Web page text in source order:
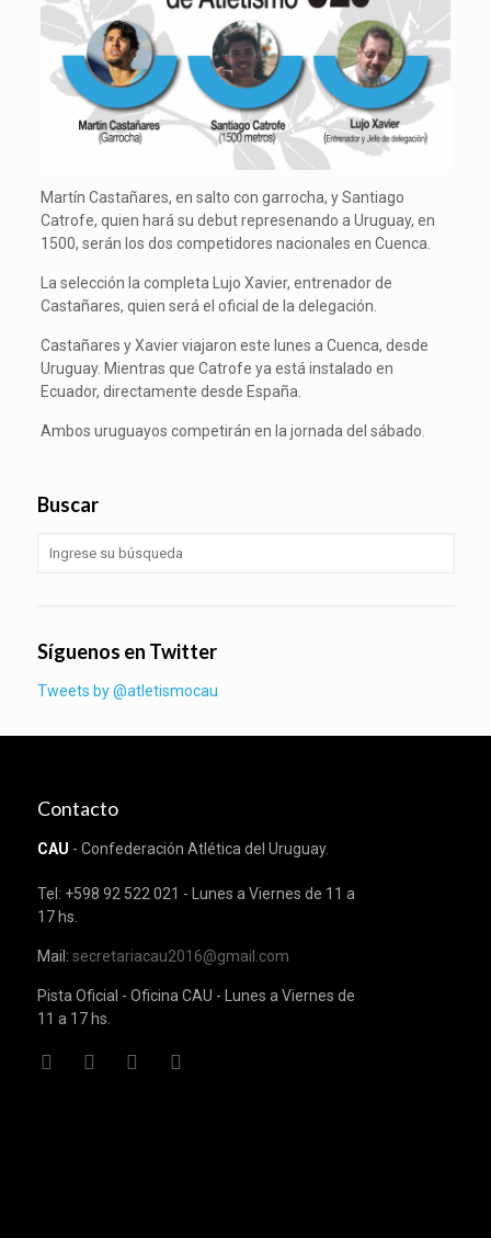
Martín Castañares, en salto con garrocha, y Santiago
Catrofe, quien hará su debut represenando a Uruguay, en
1500, serán los dos competidores nacionales en Cuenca.
La selección la completa Lujo Xavier, entrenador de
Castañares, quien será el oficial de la delegación.
Castañares y Xavier viajaron este lunes a Cuenca, desde
Uruguay. Mientras que Catrofe ya está instalado en
Ecuador, directamente desde España.
Ambos uruguayos competirán en la jornada del sábado.
Buscar
Síguenos en Twitter
Tweets by @atletismocau
Contacto
CAU - Confederación Atlética del Uruguay.
Tel: +598 92 522 021 - Lunes a Viernes de 11 a
17 hs.
Mail: secretariacau2016@gmail.com
Pista Oficial - Oficina CAU - Lunes a Viernes de
11 a 17 hs.